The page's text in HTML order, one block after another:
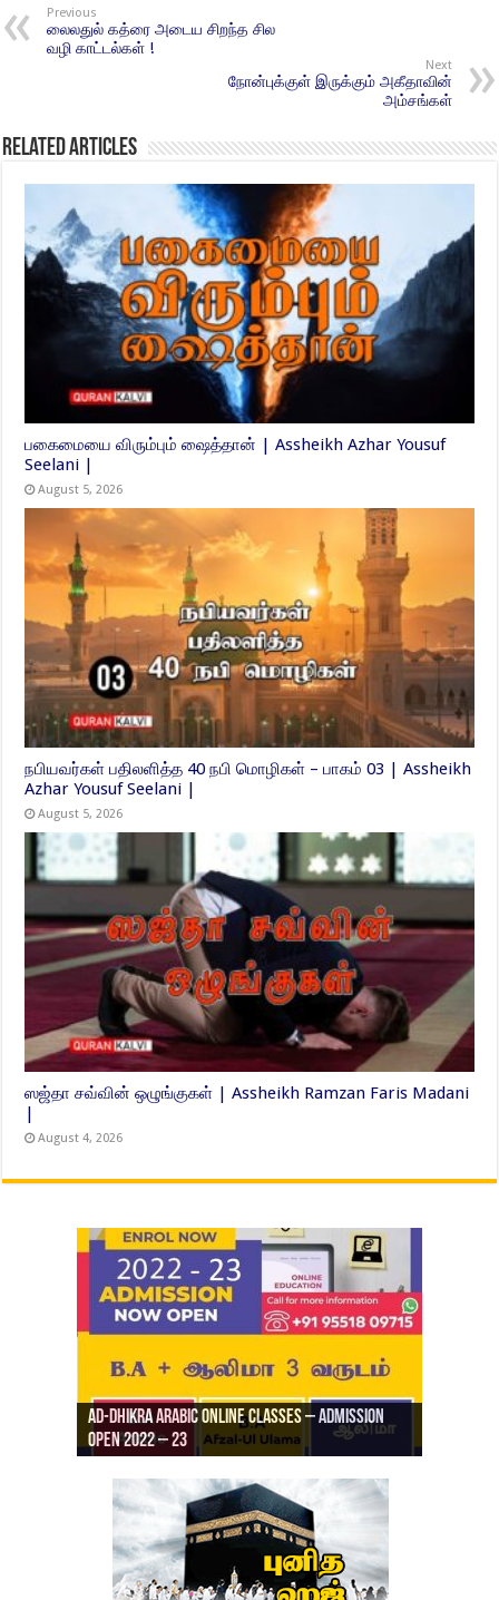
Previous
லைலதுல் கத்ரை அடைய சிறந்த சில
வழி காட்டல்கள் !
Next
நோன்புக்குள் இருக்கும் அகீதாவின்
அம்சங்கள்
Related Articles
பகைமையை விரும்பும் ஷைத்தான் | Assheikh Azhar Yousuf
Seelani |
August 5, 2026
நபியவர்கள் பதிலளித்த 40 நபி மொழிகள் – பாகம் 03 | Assheikh
Azhar Yousuf Seelani |
August 5, 2026
ஸஜ்தா சவ்வின் ஒழுங்குகள் | Assheikh Ramzan Faris Madani
|
August 4, 2026
Ad-Dhikra Arabic Online Classes – Admission
Open 2022 – 23
Ad-Dhikra Arabic Online Classes – BA Arabic
AD DHIKRA ARABIC COLLEGE ADMISSION
ரியாத் ஜும்ஆ தமிழாக்கம், Jamia Al Hajiri
Masjid (Kuwait Masjid), Malaz, Riyadh